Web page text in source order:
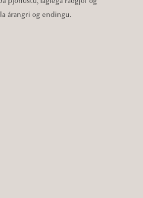
árangri og endingu.